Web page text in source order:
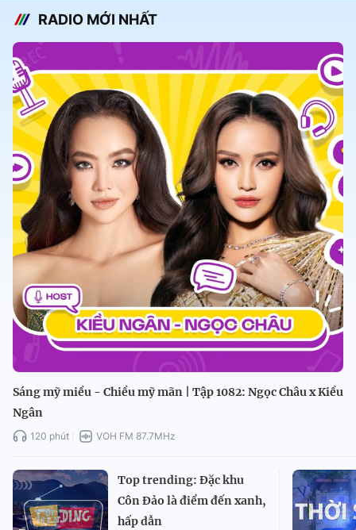
RADIO MỚI NHẤT
Sáng mỹ miều - Chiều mỹ mãn | Tập 1082: Ngọc Châu x Kiều
Ngân
120 phút VOH FM 87.7MHz
Top trending: Đặc khu
Côn Đảo là điểm đến xanh,
hấp dẫn